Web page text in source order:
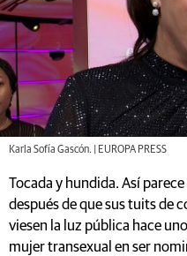
Karla Sofía Gascón. | EUROPA PRESS
Tocada y hundida. Así
después de que sus tuits de
viesen la luz pública hace
mujer transexual en ser